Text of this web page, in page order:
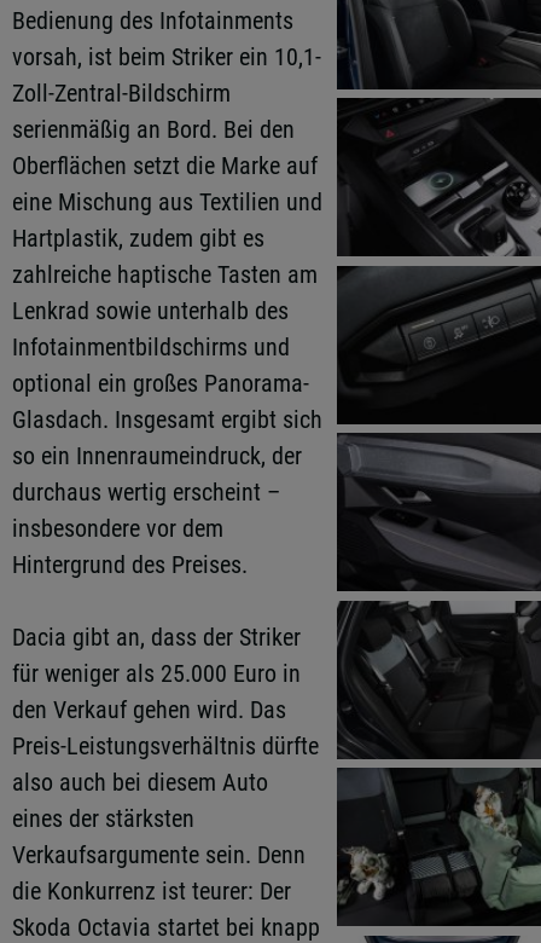
Bedienung des Infotainments
vorsah, ist beim Striker ein 10,1-
Zoll-Zentral-Bildschirm
serienmäßig an Bord. Bei den
Oberflächen setzt die Marke auf
eine Mischung aus Textilien und
Hartplastik, zudem gibt es
zahlreiche haptische Tasten am
Lenkrad sowie unterhalb des
Infotainmentbildschirms und
optional ein großes Panorama-
Glasdach. Insgesamt ergibt sich
so ein Innenraumeindruck, der
durchaus wertig erscheint –
insbesondere vor dem
Hintergrund des Preises.
Dacia gibt an, dass der Striker
für weniger als 25.000 Euro in
den Verkauf gehen wird. Das
Preis-Leistungsverhältnis dürfte
also auch bei diesem Auto
eines der stärksten
Verkaufsargumente sein. Denn
die Konkurrenz ist teurer: Der
Skoda Octavia startet bei knapp